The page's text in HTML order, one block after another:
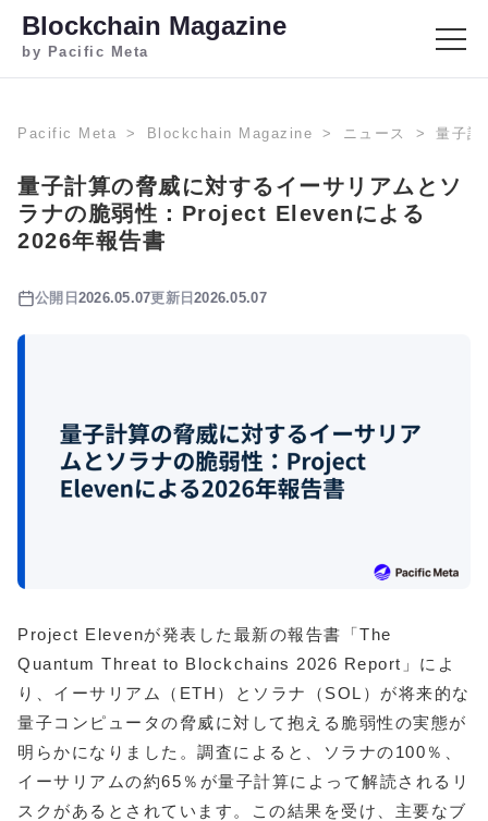
Blockchain Magazine
by Pacific Meta
Pacific Meta Blockchain Magazine ニュース 量子計
量子計算の脅威に対するイーサリアムとソ
ラナの脆弱性：Project Elevenによる
2026年報告書
公開日 2026.05.07更新日2026.05.07
Project Elevenが発表した最新の報告書「The
Quantum Threat to Blockchains 2026 Report」によ
り、イーサリアム（ETH）とソラナ（SOL）が将来的な
量子コンピュータの脅威に対して抱える脆弱性の実態が
明らかになりました。調査によると、ソラナの100％、
イーサリアムの約65％が量子計算によって解読されるリ
スクがあるとされています。この結果を受け、主要なブ